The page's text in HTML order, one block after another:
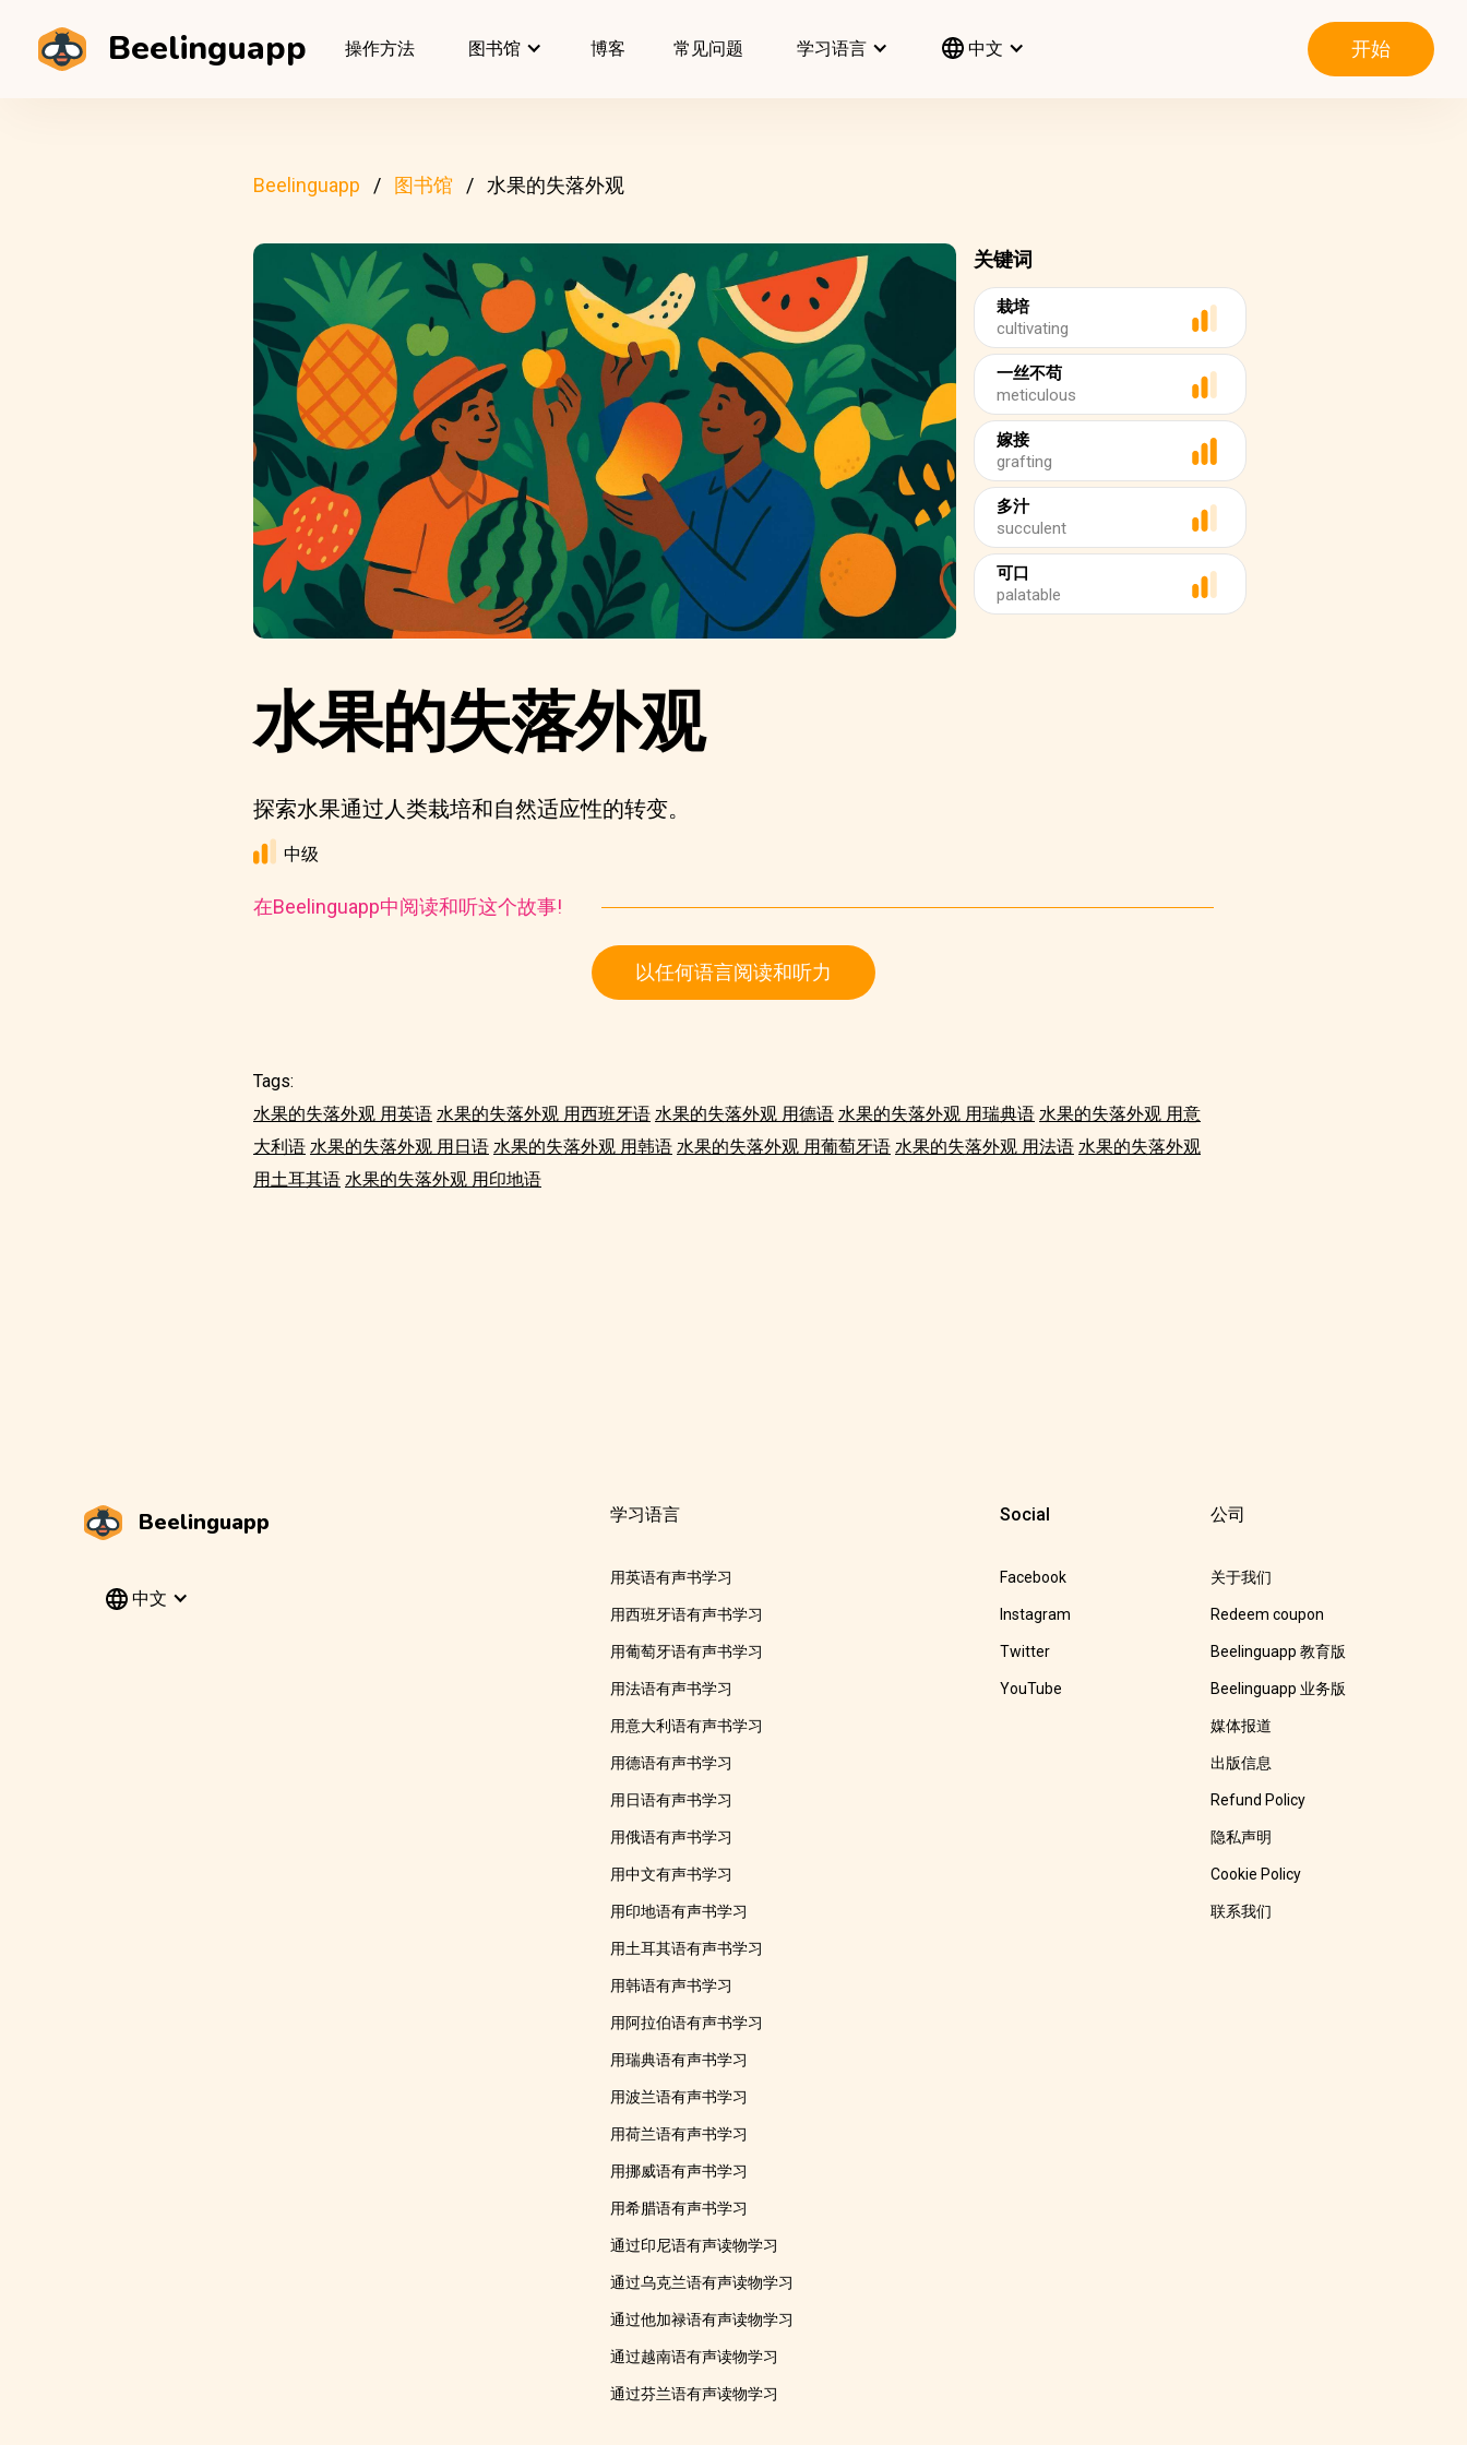
Beelinguapp 操作方法 图书馆 博客 常见问题 学习语言 中文 开始
Beelinguapp 图书馆 水果的失落外观
关键词
栽培
cultivating
一丝不苟
meticulous
嫁接
grafting
多汁
succulent
可口
palatable
水果的失落外观
探索水果通过人类栽培和自然适应性的转变。
中级
在Beelinguapp中阅读和听这个故事!
以任何语言阅读和听力
Tags:
水果的失落外观 用英语 水果的失落外观 用西班牙语 水果的失落外观 用德语 水果的失落外观 用瑞典语 水果的失落外观 用意
大利语 水果的失落外观 用日语 水果的失落外观 用韩语 水果的失落外观 用葡萄牙语 水果的失落外观 用法语 水果的失落外观
用土耳其语 水果的失落外观 用印地语
Beelinguapp
中文
学习语言
用英语有声书学习
用西班牙语有声书学习
用葡萄牙语有声书学习
用法语有声书学习
用意大利语有声书学习
用德语有声书学习
用日语有声书学习
用俄语有声书学习
用中文有声书学习
用印地语有声书学习
用土耳其语有声书学习
用韩语有声书学习
用阿拉伯语有声书学习
用瑞典语有声书学习
用波兰语有声书学习
用荷兰语有声书学习
用挪威语有声书学习
用希腊语有声书学习
通过印尼语有声读物学习
通过乌克兰语有声读物学习
通过他加禄语有声读物学习
通过越南语有声读物学习
通过芬兰语有声读物学习
Social
Facebook
Instagram
Twitter
YouTube
公司
关于我们
Redeem coupon
Beelinguapp 教育版
Beelinguapp 业务版
媒体报道
出版信息
Refund Policy
隐私声明
Cookie Policy
联系我们